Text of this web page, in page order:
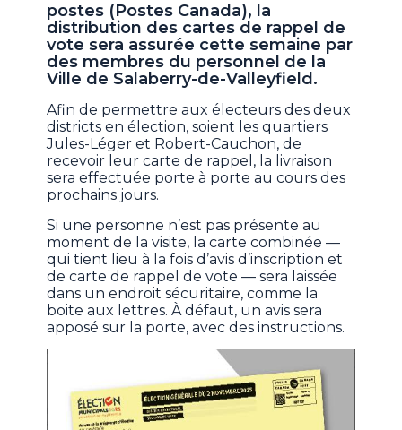
postes (Postes Canada), la
distribution des cartes de rappel de
vote sera assurée cette semaine par
des membres du personnel de la
Ville de Salaberry-de-Valleyfield.
Afin de permettre aux électeurs des deux
districts en élection, soient les quartiers
Jules-Léger et Robert-Cauchon, de
recevoir leur carte de rappel, la livraison
sera effectuée porte à porte au cours des
prochains jours.
Si une personne n’est pas présente au
moment de la visite, la carte combinée —
qui tient lieu à la fois d’avis d’inscription et
de carte de rappel de vote — sera laissée
dans un endroit sécuritaire, comme la
boite aux lettres. À défaut, un avis sera
apposé sur la porte, avec des instructions.